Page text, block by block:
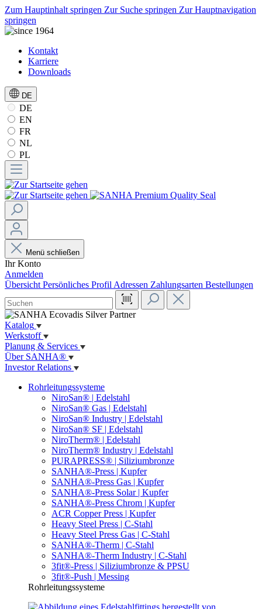
Zum Hauptinhalt springen Zur Suche springen Zur Hauptnavigation
springen
Kontakt
Karriere
Downloads
DE
DE
EN
FR
NL
PL
Menü schließen
Ihr Konto
Anmelden
Übersicht Persönliches Profil Adressen Zahlungsarten Bestellungen
Katalog
Werkstoff
Planung & Services
Über SANHA®
Investor Relations
Rohrleitungssysteme
NiroSan® | Edelstahl
NiroSan® Gas | Edelstahl
NiroSan® Industry | Edelstahl
NiroSan® SF | Edelstahl
NiroTherm® | Edelstahl
NiroTherm® Industry | Edelstahl
PURAPRESS® | Siliziumbronze
SANHA®-Press | Kupfer
SANHA®-Press Gas | Kupfer
SANHA®-Press Solar | Kupfer
SANHA®-Press Chrom | Kupfer
ACR Copper Press | Kupfer
Heavy Steel Press | C-Stahl
Heavy Steel Press Gas | C-Stahl
SANHA®-Therm | C-Stahl
SANHA®-Therm Industry | C-Stahl
3fit®-Press | Siliziumbronze & PPSU
3fit®-Push | Messing
Rohrleitungssysteme